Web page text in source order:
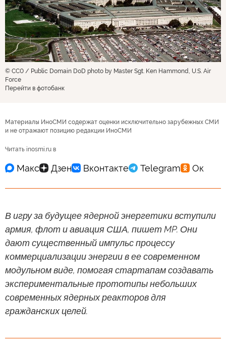
© CC0 / Public Domain DoD photo by Master Sgt. Ken Hammond, U.S. Air
Force
Перейти в фотобанк
Материалы ИноСМИ содержат оценки исключительно зарубежных СМИ
и не отражают позицию редакции ИноСМИ
Читать inosmi.ru в
В игру за будущее ядерной энергетики вступили
армия, флот и авиация США, пишет MP. Они
дают существенный импульс процессу
коммерциализации энергии в ее современном
модульном виде, помогая стартапам создавать
экспериментальные прототипы небольших
современных ядерных реакторов для
гражданских целей.